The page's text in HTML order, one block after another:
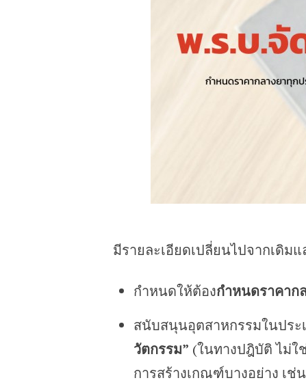
มีรายละเอียดเปลี่ยนไปจากเดิม
กำหนดให้ต้องกำหนดราคาก
สนับสนุนอุตสาหกรรมในปร
วัตกรรม” (ในทางปฎิบัติ ไม่ใ
การสร้างเกณฑ์บางอย่าง เช่